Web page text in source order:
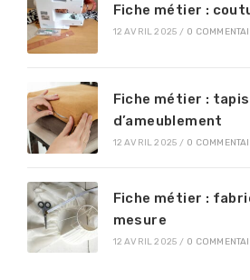
Fiche métier :
12 AVRIL 2025 / 0
Fiche métier :
d’ameublement
12 AVRIL 2025 / 0
Fiche métier :
mesure
12 AVRIL 2025 / 0